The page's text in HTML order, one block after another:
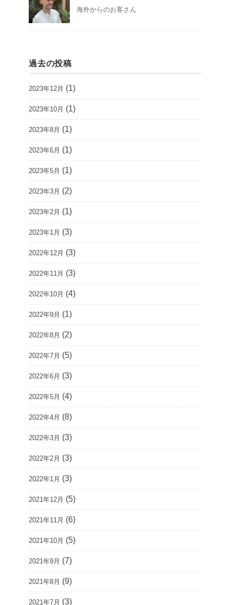
海外からのお客さん
過去の投稿
2023年12月 (1)
2023年10月 (1)
2023年8月 (1)
2023年6月 (1)
2023年5月 (1)
2023年3月 (2)
2023年2月 (1)
2023年1月 (3)
2022年12月 (3)
2022年11月 (3)
2022年10月 (4)
2022年9月 (1)
2022年8月 (2)
2022年7月 (5)
2022年6月 (3)
2022年5月 (4)
2022年4月 (8)
2022年3月 (3)
2022年2月 (3)
2022年1月 (3)
2021年12月 (5)
2021年11月 (6)
2021年10月 (5)
2021年9月 (7)
2021年8月 (9)
2021年7月 (3)